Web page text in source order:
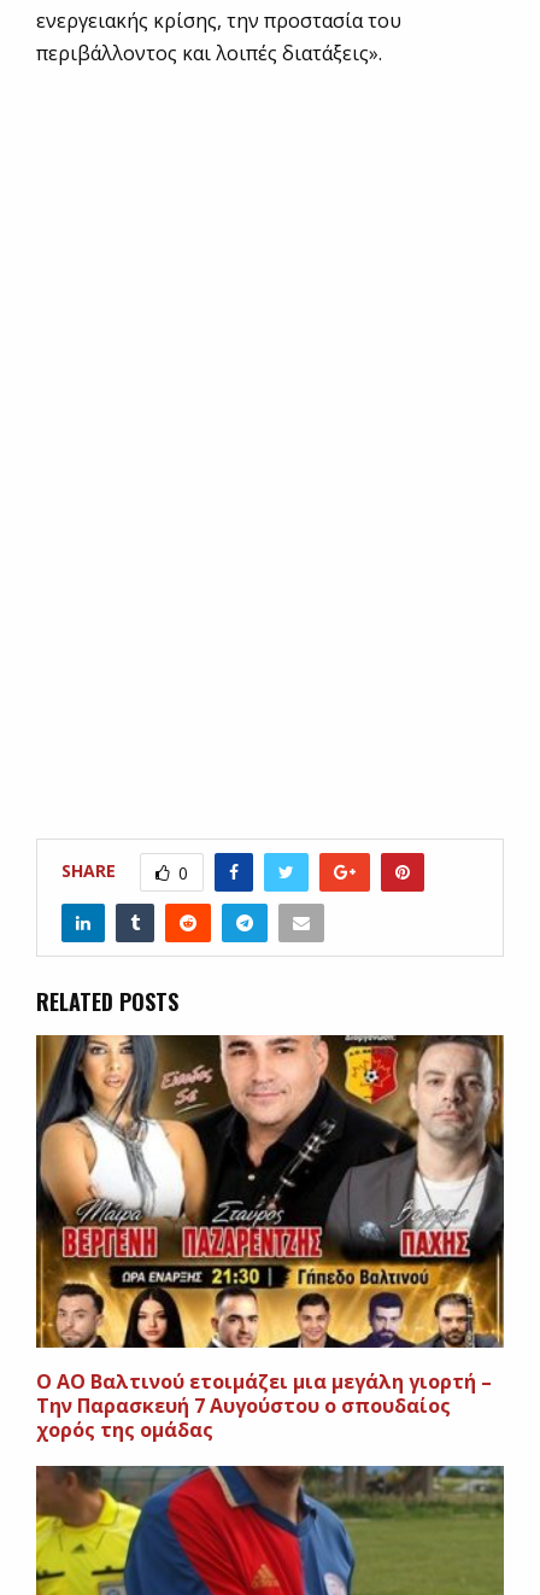
ενεργειακής κρίσης, την προστασία του
περιβάλλοντος και λοιπές διατάξεις».
SHARE 0
RELATED POSTS
Ο ΑΟ Βαλτινού ετοιμάζει μια μεγάλη γιορτή –
Την Παρασκευή 7 Αυγούστου ο σπουδαίος
χορός της ομάδας